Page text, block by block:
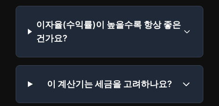
이자율(수익률)이 높을수록 항상 좋은
건가요?
이 계산기는 세금을 고려하나요?